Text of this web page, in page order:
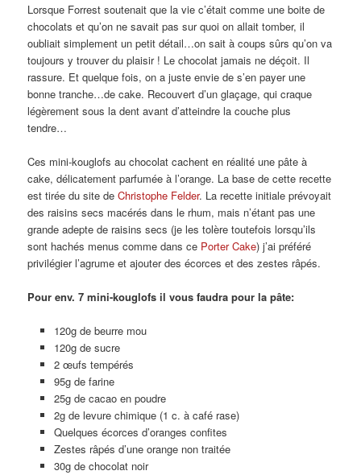
Lorsque Forrest soutenait que la vie c’était comme une boite de
chocolats et qu’on ne savait pas sur quoi on allait tomber, il
oubliait simplement un petit détail…on sait à coups sûrs qu’on va
toujours y trouver du plaisir ! Le chocolat jamais ne déçoit. Il
rassure. Et quelque fois, on a juste envie de s’en payer une
bonne tranche…de cake. Recouvert d’un glaçage, qui craque
légèrement sous la dent avant d’atteindre la couche plus
tendre…
Ces mini-kouglofs au chocolat cachent en réalité une pâte à
cake, délicatement parfumée à l’orange. La base de cette recette
est tirée du site deChristophe Felder. La recette initiale prévoyait
des raisins secs macérés dans le rhum, mais n’étant pas une
grande adepte de raisins secs (je les tolère toutefois lorsqu’ils
sont hachés menus comme dans ce Porter Cake) j’ai préféré
privilégier l’agrume et ajouter des écorces et des zestes râpés.
Pour env. 7 mini-kouglofs il vous faudra pour la pâte:
120g de beurre mou
120g de sucre
2 œufs tempérés
95g de farine
25g de cacao en poudre
2g de levure chimique (1 c. à café rase)
Quelques écorces d’oranges confites
Zestes râpés d’une orange non traitée
30g de chocolat noir